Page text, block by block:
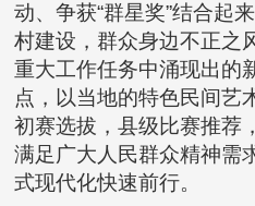
动、争获“群星奖”结合起
村建设，群众身边不正之
重大工作任务中涌现出的
点，以当地的特色民间艺
初赛选拔，县级比赛推荐
满足广大人民群众精神需
式现代化快速前行。